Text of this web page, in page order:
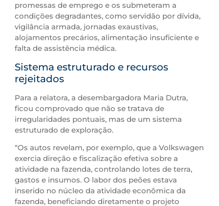
promessas de emprego e os submeteram a
condições degradantes, como servidão por dívida,
vigilância armada, jornadas exaustivas,
alojamentos precários, alimentação insuficiente e
falta de assistência médica.
Sistema estruturado e recursos
rejeitados
Para a relatora, a desembargadora Maria Dutra,
ficou comprovado que não se tratava de
irregularidades pontuais, mas de um sistema
estruturado de exploração.
“Os autos revelam, por exemplo, que a Volkswagen
exercia direção e fiscalização efetiva sobre a
atividade na fazenda, controlando lotes de terra,
gastos e insumos. O labor dos peões estava
inserido no núcleo da atividade econômica da
fazenda, beneficiando diretamente o projeto